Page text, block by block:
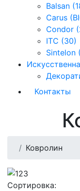
Balsan
Carus
Condor
ITC (30)
Sintelon
Контакты
Ковролин
Сортировка: